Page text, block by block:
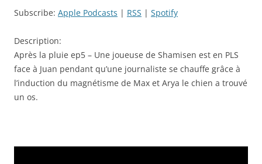
RSS FEED
EMBED
Subscribe: Apple Podcasts | RSS | Spotify
Description:
Après la pluie ep5 – Une joueuse de Shamisen est en PLS
face à Juan pendant qu’une journaliste se chauffe grâce à
l’induction du magnétisme de Max et Arya le chien a trouvé
un os.